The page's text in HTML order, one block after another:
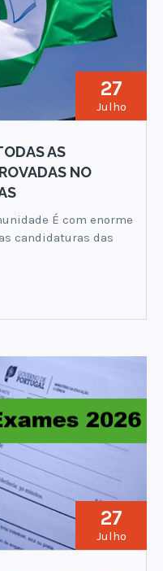
27
Julho
AS
NO
É com enorme
candidaturas das
27
Julho